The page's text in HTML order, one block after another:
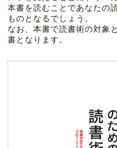
本書を読むことであなたの
ものとなるでしょう。
なお、本書で読書術の対象
書となります。